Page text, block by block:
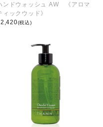
ンドウォッシュ AW 《アロマ
ィックウッド》
2,420(税込)